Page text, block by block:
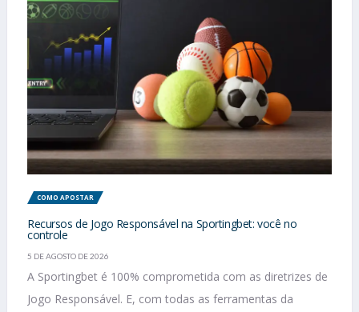
COMO APOSTAR
Recursos de Jogo Responsável na Sportingbet: você no
controle
5 DE AGOSTO DE 2026
A Sportingbet é 100% comprometida com as diretrizes de
Jogo Responsável. E, com todas as ferramentas da